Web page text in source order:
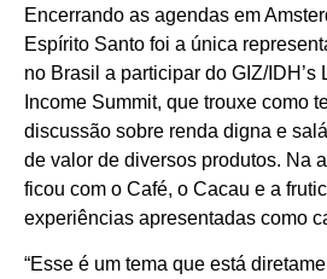
Encerrando as agendas em
Espírito Santo foi a única
no Brasil a participar do GIZ/IDH’s
Income Summit, que trouxe como
discussão sobre renda digna e
de valor de diversos produtos. Na
ficou com o Café, o Cacau e a
experiências apresentadas como
“Esse é um tema que está